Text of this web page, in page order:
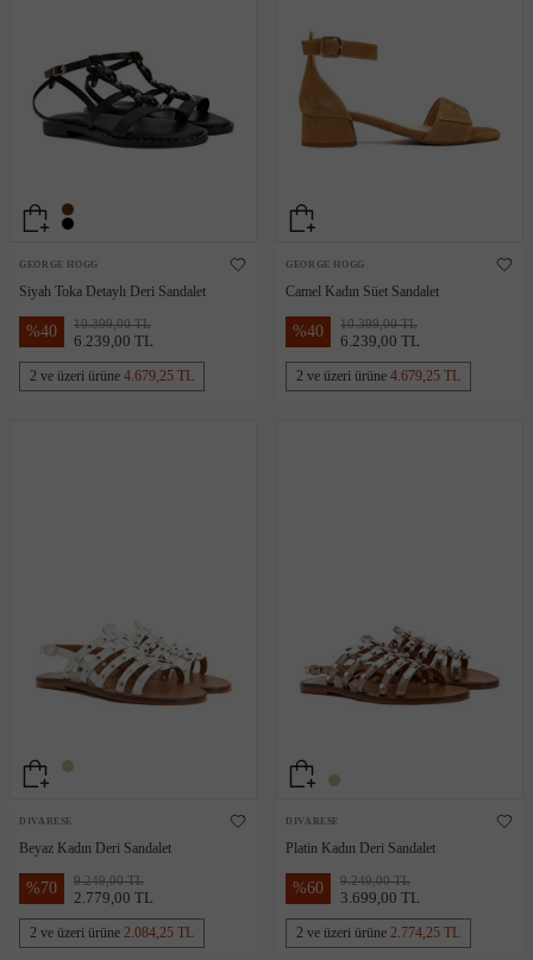
GEORGE HOGG
Siyah Toka Detaylı Deri Sandalet
%40 10.399,00 TL
6.239,00 TL
2 ve üzeri ürüne 4.679,25 TL
GEORGE HOGG
Camel Kadın Süet Sandalet
%40 10.399,00 TL
6.239,00 TL
2 ve üzeri ürüne 4.679,25 TL
DIVARESE
Beyaz Kadın Deri Sandalet
%70 9.249,00 TL
2.779,00 TL
2 ve üzeri ürüne 2.084,25 TL
DIVARESE
Platin Kadın Deri Sandalet
%60 9.249,00 TL
3.699,00 TL
2 ve üzeri ürüne 2.774,25 TL